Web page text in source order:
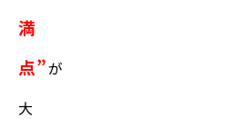
満
点”が
大